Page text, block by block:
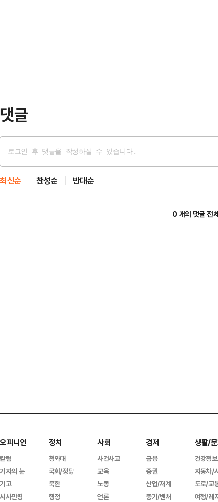
댓글
최신순 찬성순 반대순
0 개의 댓글 전
오피니언
칼럼
기자의 눈
기고
시사만평
정치
청와대
국회/정당
북한
행정
사회
사건사고
교육
노동
언론
경제
금융
증권
산업/재계
중기/벤처
생활/
건강정보
자동차/
도로/교
여행/레